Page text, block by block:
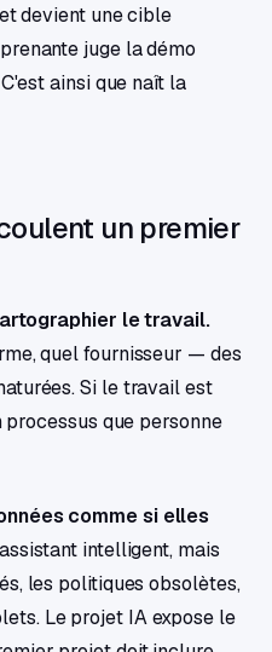
devient une cible
juge la démo
ainsi que naît la
un premier
le travail.
quel fournisseur — des
Si le travail est
que personne
comme si elles
intelligent, mais
les politiques obsolètes,
Le projet IA expose le